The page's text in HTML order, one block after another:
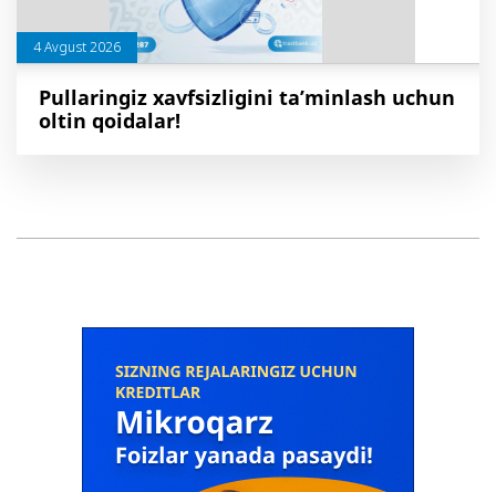
4 Avgust 2026
Pullaringiz xavfsizligini ta’minlash uchun
oltin qoidalar!